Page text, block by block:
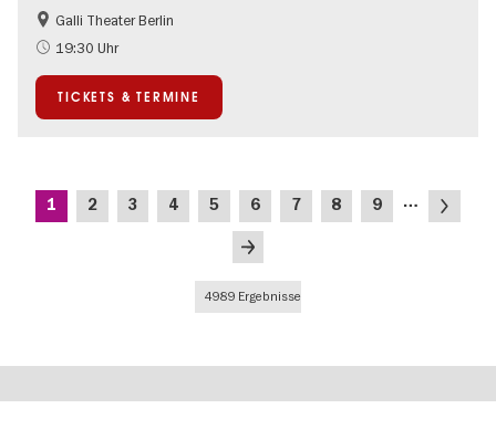
Barrierefrei
Going local Berlin
Kultursommer
Open Air
Galli Theater Berlin
19:30 Uhr
TICKETS & TERMINE
Seitennummerierung
Aktuelle
1 Seite
2 Seite
3 Seite
4 Seite
5 Seite
6 Seite
7 Seite
8 Seite
9 …
Nächste
Letzte
4989 Ergebnisse